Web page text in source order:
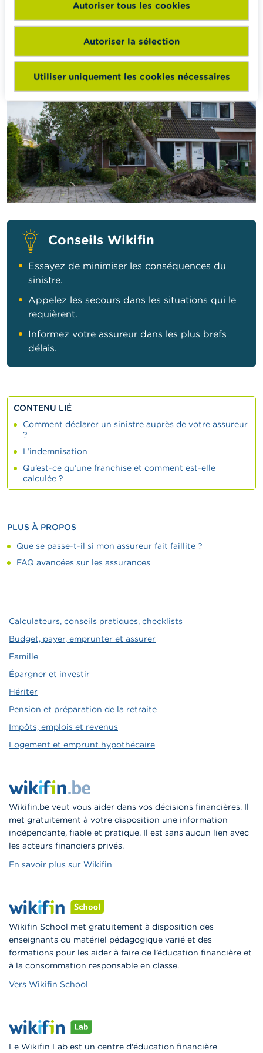
Autoriser tous les cookies
Autoriser la sélection
Utiliser uniquement les cookies nécessaires
Prenez contact avec l’entrepreneur des pompes
funèbres.
Prévenez l’assureur.
Conseils Wikifin
Essayez de minimiser les conséquences du
sinistre.
Appelez les secours dans les situations qui le
requièrent.
Informez votre assureur dans les plus brefs
délais.
CONTENU LIÉ
Comment déclarer un sinistre auprès de votre assureur
?
L’indemnisation
Qu’est-ce qu’une franchise et comment est-elle
calculée ?
PLUS À PROPOS
Que se passe-t-il si mon assureur fait faillite ?
FAQ avancées sur les assurances
Calculateurs, conseils pratiques, checklists
Budget, payer, emprunter et assurer
Famille
Épargner et investir
Hériter
Pension et préparation de la retraite
Impôts, emplois et revenus
Logement et emprunt hypothécaire
Wikifin.be veut vous aider dans vos décisions financières. Il
met gratuitement à votre disposition une information
indépendante, fiable et pratique. Il est sans aucun lien avec
les acteurs financiers privés.
En savoir plus sur Wikifin
Wikifin School met gratuitement à disposition des
enseignants du matériel pédagogique varié et des
formations pour les aider à faire de l’éducation financière et
à la consommation responsable en classe.
Vers Wikifin School
Le Wikifin Lab est un centre d'éducation financière